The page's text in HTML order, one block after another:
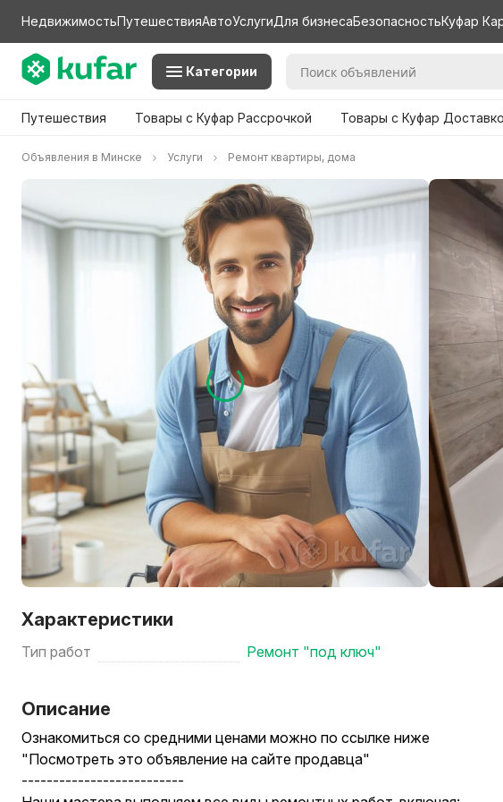
НедвижимостьПутешествияАвтоУслугиДля бизнесаБезопасностьКуфар
Категории
Путешествия Товары с Куфар Рассрочкой Товары с Куфар
Объявления в Минске Услуги Ремонт квартиры, дома
Характеристики
Тип работ Ремонт "под ключ"
Описание
Ознакомиться со средними ценами можно по ссылке ниже
"Посмотреть это объявление на сайте продавца"
--------------------------